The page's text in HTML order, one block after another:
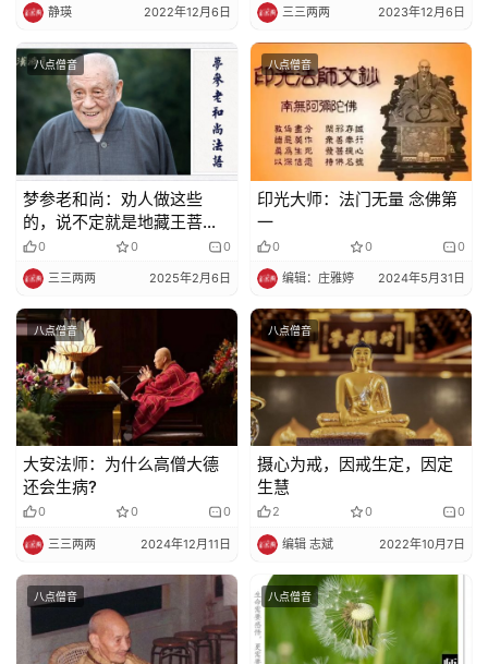
静瑛 2022年12月6日 三三两两 2023年12月6日
八点僧音
梦参老和尚：劝人做这些
的，说不定就是地藏王菩萨
的化身
0 0 0
三三两两 2025年2月6日
八点僧音
印光大师：法门无量 念佛第
一
0 0 0
编辑：庄雅婷 2024年5月31日
八点僧音
大安法师：为什么高僧大德
还会生病?
0 0 0
三三两两 2024年12月11日
八点僧音
摄心为戒，因戒生定，因定
生慧
2 0 0
编辑 志斌 2022年10月7日
八点僧音 八点僧音